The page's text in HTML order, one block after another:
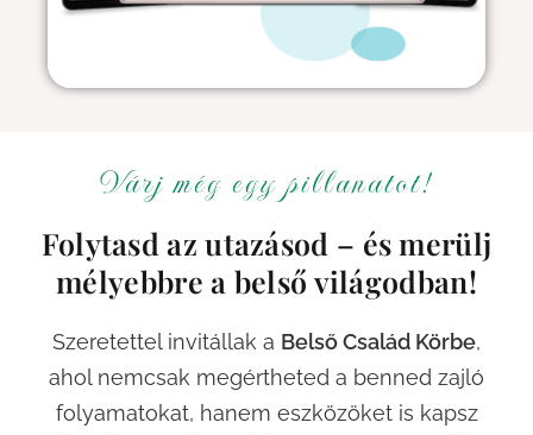
Várj még egy pillanatot!
Folytasd az utazásod – és merülj
mélyebbre a belső világodban!
Szeretettel invitállak a Belső Család Körbe,
ahol nemcsak megértheted a benned zajló
folyamatokat, hanem eszközöket is kapsz